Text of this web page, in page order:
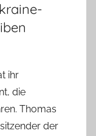
ihr
die
Thomas
der